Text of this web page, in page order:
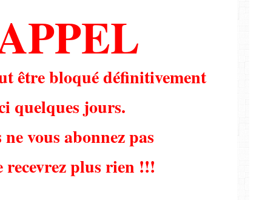
être bloqué définitivement
quelques jours.
ne vous abonnez pas
recevrez plus rien !!!